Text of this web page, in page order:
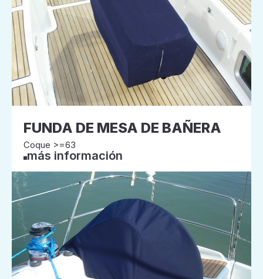
FUNDA DE MESA DE BAÑERA
Coque >=63
más información